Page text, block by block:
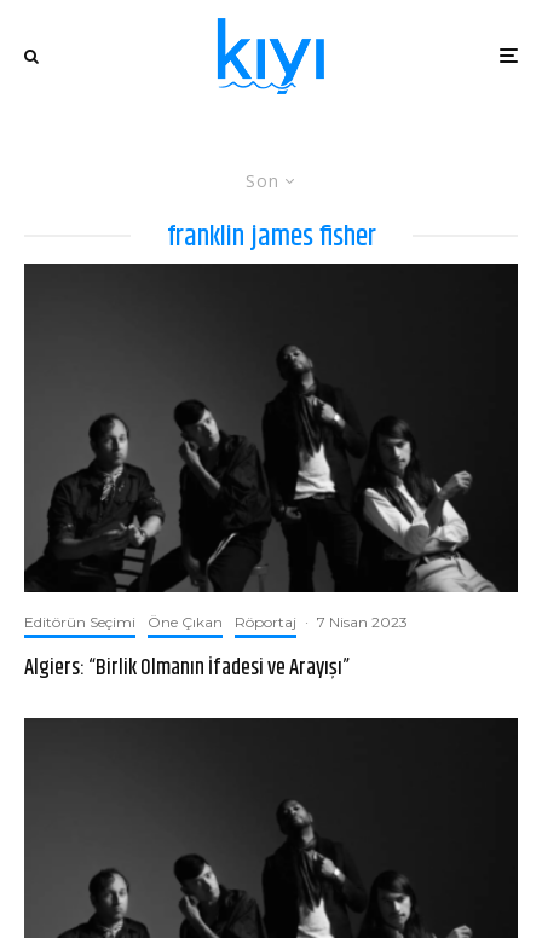
Son
franklin james fisher
Editörün Seçimi Öne Çıkan Röportaj · 7 Nisan 2023
Algiers: “Birlik Olmanın İfadesi ve Arayışı”